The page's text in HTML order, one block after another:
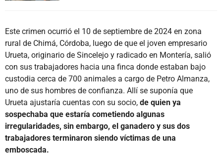
Este crimen ocurrió el 10 de septiembre de 2024 en zona
rural de Chimá, Córdoba, luego de que el joven empresario
Urueta, originario de Sincelejo y radicado en Montería, salió
con sus trabajadores hacia una finca donde estaban bajo
custodia cerca de 700 animales a cargo de Petro Almanza,
uno de sus hombres de confianza. Allí se suponía que
Urueta ajustaría cuentas con su socio, de quien ya
sospechaba que estaría cometiendo algunas
irregularidades, sin embargo, el ganadero y sus dos
trabajadores terminaron siendo víctimas de una
emboscada.